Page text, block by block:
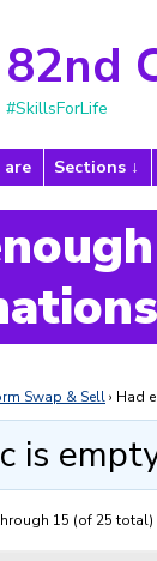
82nd
#SkillsForLife
Sections
Swap & Sell› Had
is
15 (of 25 total)